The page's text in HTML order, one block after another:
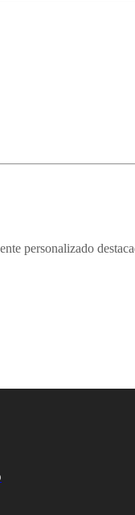
personalizado